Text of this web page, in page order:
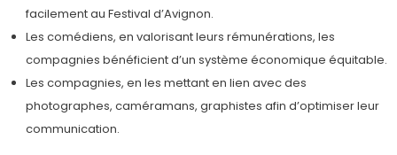
facilement au Festival d’Avignon.
Les comédiens, en valorisant leurs rémunérations, les
compagnies bénéficient d’un système économique équitable.
Les compagnies, en les mettant en lien avec des
photographes, caméramans, graphistes afin d’optimiser leur
communication.